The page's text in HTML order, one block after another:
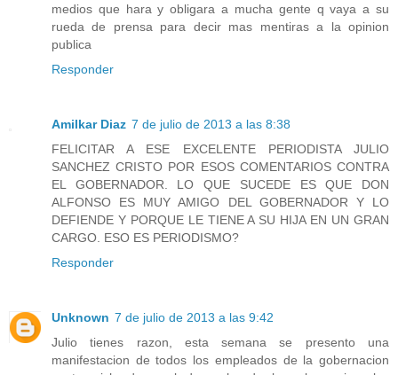
medios que hara y obligara a mucha gente q vaya a su
rueda de prensa para decir mas mentiras a la opinion
publica
Responder
Amilkar Diaz 7 de julio de 2013 a las 8:38
FELICITAR A ESE EXCELENTE PERIODISTA JULIO
SANCHEZ CRISTO POR ESOS COMENTARIOS CONTRA
EL GOBERNADOR. LO QUE SUCEDE ES QUE DON
ALFONSO ES MUY AMIGO DEL GOBERNADOR Y LO
DEFIENDE Y PORQUE LE TIENE A SU HIJA EN UN GRAN
CARGO. ESO ES PERIODISMO?
Responder
Unknown 7 de julio de 2013 a las 9:42
Julio tienes razon, esta semana se presento una
manifestacion de todos los empleados de la gobernacion